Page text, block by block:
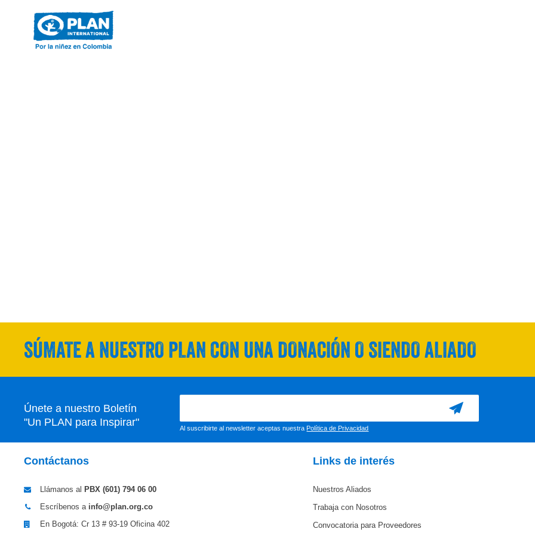
SÚMATE A NUESTRO PLAN CON UNA DONACIÓN O SIENDO ALIADO
Únete a nuestro Boletín
"Un PLAN para Inspirar"
Al suscribirte al newsletter aceptas nuestra Política de Privacidad
Contáctanos
Llámanos al PBX (601) 794 06 00
Escríbenos a info@plan.org.co
En Bogotá: Cr 13 # 93-19 Oficina 402
Links de interés
Nuestros Aliados
Trabaja con Nosotros
Convocatoria para Proveedores